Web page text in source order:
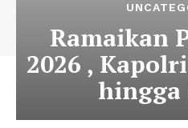
Ramaikan
2026 ,
hingga